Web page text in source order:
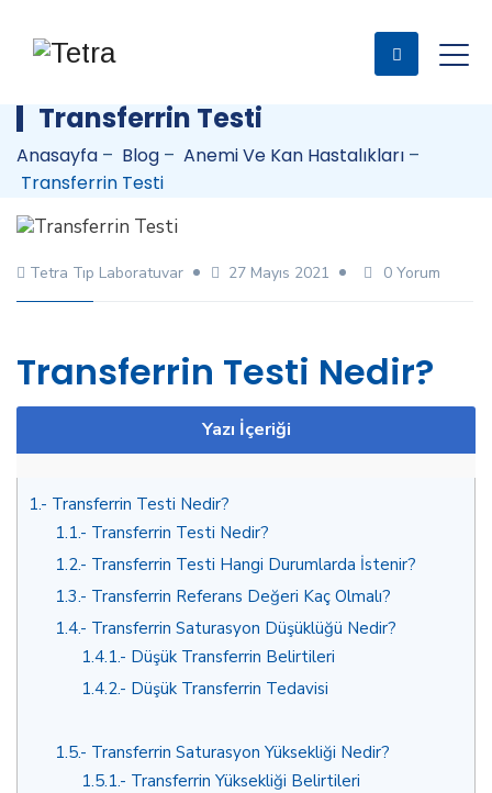
Transferrin Testi
Anasayfa – Blog – Anemi Ve Kan Hastalıkları –
Transferrin Testi
Tetra Tıp Laboratuvar 27 Mayıs 2021 0 Yorum
Transferrin Testi Nedir?
Yazı İçeriği
1. Transferrin Testi Nedir?
1.1. Transferrin Testi Nedir?
1.2. Transferrin Testi Hangi Durumlarda İstenir?
1.3. Transferrin Referans Değeri Kaç Olmalı?
1.4. Transferrin Saturasyon Düşüklüğü Nedir?
1.4.1. Düşük Transferrin Belirtileri
1.4.2. Düşük Transferrin Tedavisi
1.5. Transferrin Saturasyon Yüksekliği Nedir?
1.5.1. Transferrin Yüksekliği Belirtileri